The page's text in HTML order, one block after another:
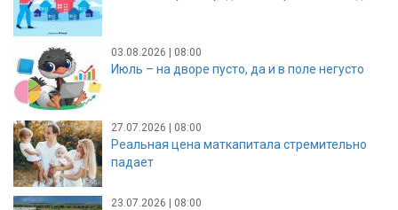
03.08.2026 | 08:00
Июль – на дворе пусто, да и в поле негусто
27.07.2026 | 08:00
Реальная цена маткапитала стремительно
падает
23.07.2026 | 08:00